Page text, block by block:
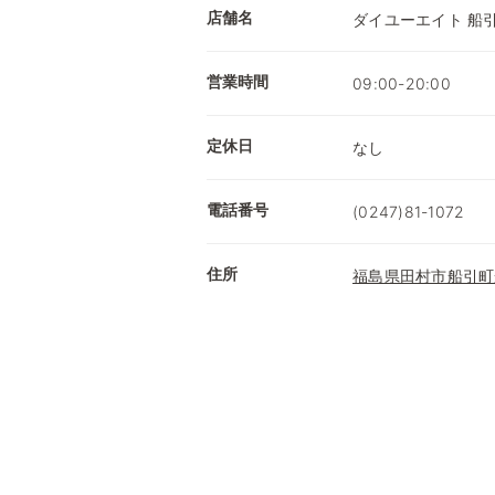
店舗名 ダイユーエイト 船
営業時間 09:00-20:00
定休日 なし
電話番号 (0247)81-1072
住所 福島県田村市船引